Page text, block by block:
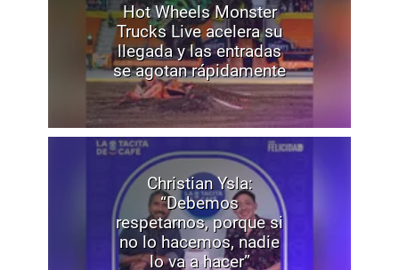
Hot Wheels Monster
Trucks Live acelera su
llegada y las entradas
se agotan rápidamente
Christian Ysla:
“Debemos
respetarnos, porque si
no lo hacemos, nadie
lo va a hacer”